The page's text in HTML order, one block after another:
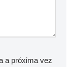
a próxima vez